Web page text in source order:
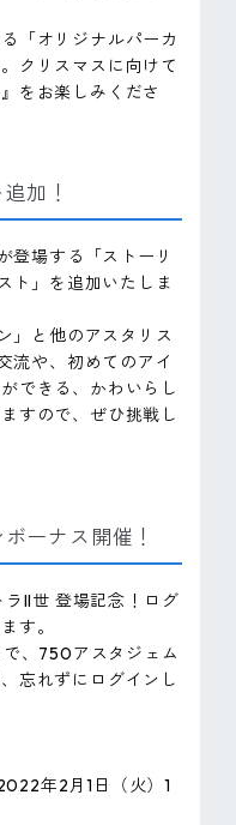
「オリジナルパーカ
クリスマスに向けて
をお楽しみくださ
加！
登場する「ストーリ
ト」を追加いたしま
」と他のアスタリス
流や、初めてのアイ
できる、かわいらし
すので、ぜひ挑戦し
ーナス開催！
ラII世 登場記念！ログ
す。
、750アスタジェム
忘れずにログインし
年2月1日（火）1